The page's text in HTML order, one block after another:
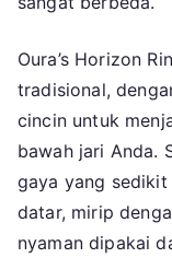
Oura’s Horizon
tradisional,
cincin untuk
bawah jari Anda.
gaya yang
datar, mirip
nyaman dipakai